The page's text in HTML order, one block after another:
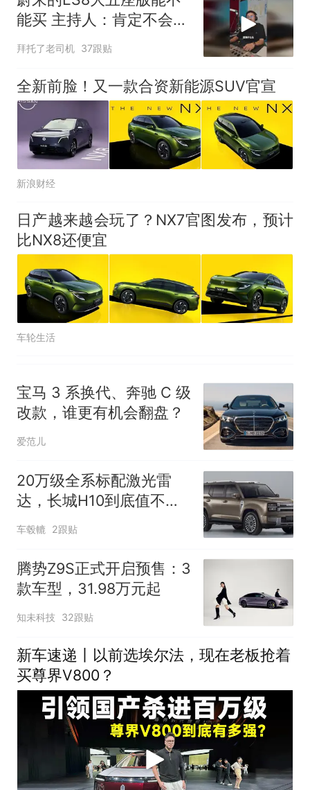
来源：参考消息）
笔试第一被第二名传话劝弃考
官方通报
热
那个在床头放菜刀的女孩，
人生
能买 主持人：肯定不会错
的一台车
拜托了老司机 37跟贴
全新前脸！又一款合资新能源SUV官宣
新浪财经
日产越来越会玩了？NX7官图发布，预计
比NX8还便宜
车轮生活
宝马 3 系换代、奔驰 C 级
改款，谁更有机会翻盘？
爱范儿
20万级全系标配激光雷
达，长城H10到底值不
值？
车毂轆 2跟贴
腾势Z9S正式开启预售：3
款车型，31.98万元起
知未科技 32跟贴
新车速递丨以前选埃尔法，现在老板抢着
买尊界V800？